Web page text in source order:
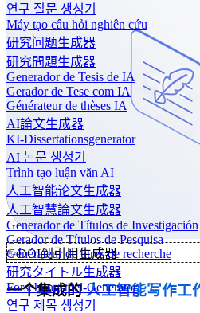
연구 질문 생성기
Máy tạo câu hỏi nghiên cứu
研究问题生成器
研究問題生成器
Generador de Tesis de IA
Gerador de Tese com IA
Générateur de thèses IA
AI論文生成器
KI-Dissertationsgenerator
AI 논문 생성기
Trình tạo luận văn AI
人工智能论文生成器
人工智慧論文生成器
Generador de Títulos de Investigación
Gerador de Títulos de Pesquisa
Générateur de titres de recherche
研究タイトル生成器
Forschungstitel-Generator
연구 제목 생성기
✨DOI到引用生成器
一个集成的人工智能写作工